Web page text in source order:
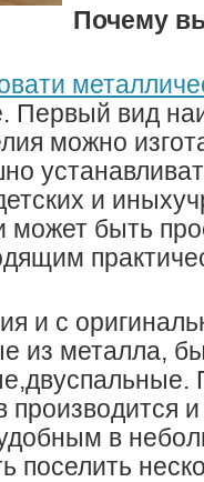
Почему
Первый вид
можно
и
может быть
и с
из металла,
производится
удобным в
поселить